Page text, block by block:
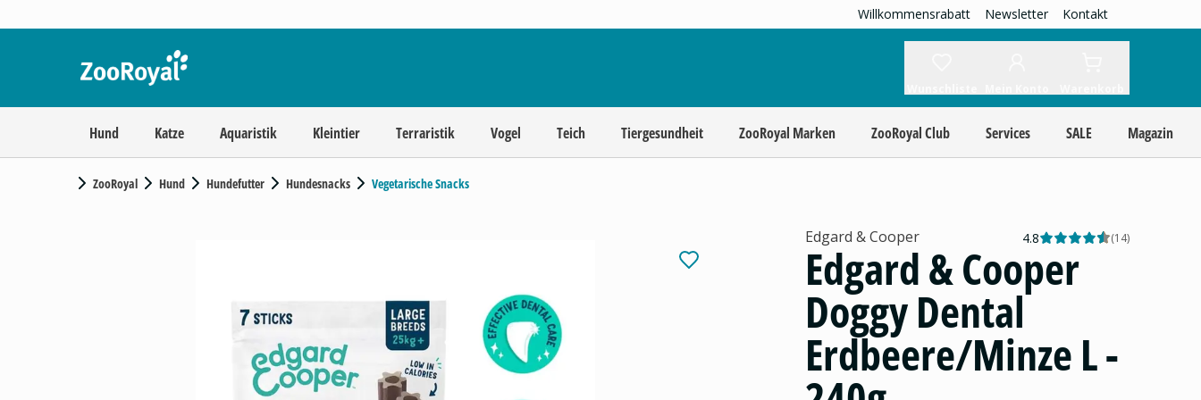
Willkommensrabatt Newsletter Kontakt
Hund Katze Aquaristik Kleintier Terraristik Vogel Teich Tiergesundheit ZooRoyal Marken ZooRoyal Club Services SALE Magazin
ZooRoyal Hund Hundefutter Hundesnacks Vegetarische Snacks
Edgard & Cooper 4.8 (14)
Edgard & Cooper
Doggy Dental
Erdbeere/Minze L -